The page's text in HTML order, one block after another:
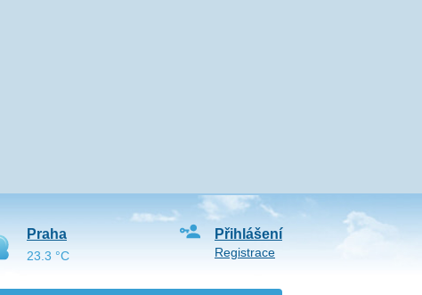
Přihlášení
Registrace
Praha
23.3 °C